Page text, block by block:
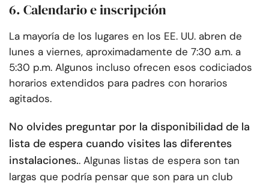
6. Calendario e inscripción
La mayoría de los lugares en los EE. UU. abren de
lunes a viernes, aproximadamente de 7:30 a.m. a
5:30 p.m. Algunos incluso ofrecen esos codiciados
horarios extendidos para padres con horarios
agitados.
No olvides preguntar por la disponibilidad de la
lista de espera cuando visites las diferentes
instalaciones.. Algunas listas de espera son tan
largas que podría pensar que son para un club